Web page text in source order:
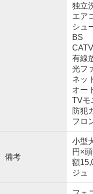
独立
エア
シュ
BS
CATV
有線
光フ
ネッ
オー
TVモ
防犯
フロ
備考
小型
円×
額
ジュ